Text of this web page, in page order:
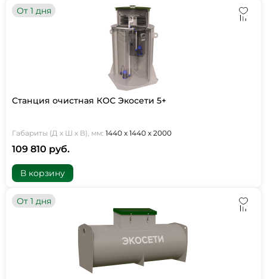
От 1 дня
Станция очистная КОС Экосети 5+
Габариты (Д х Ш х В), мм: 1440 х 1440 х 2000
109 810 руб.
В корзину
От 1 дня